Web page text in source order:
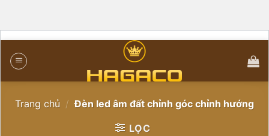
Trang chủ / Đèn led âm đất chỉnh góc chỉnh hướng
LỌC